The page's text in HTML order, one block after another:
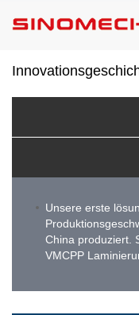
Unsere erste
China produziert.
VMCPP